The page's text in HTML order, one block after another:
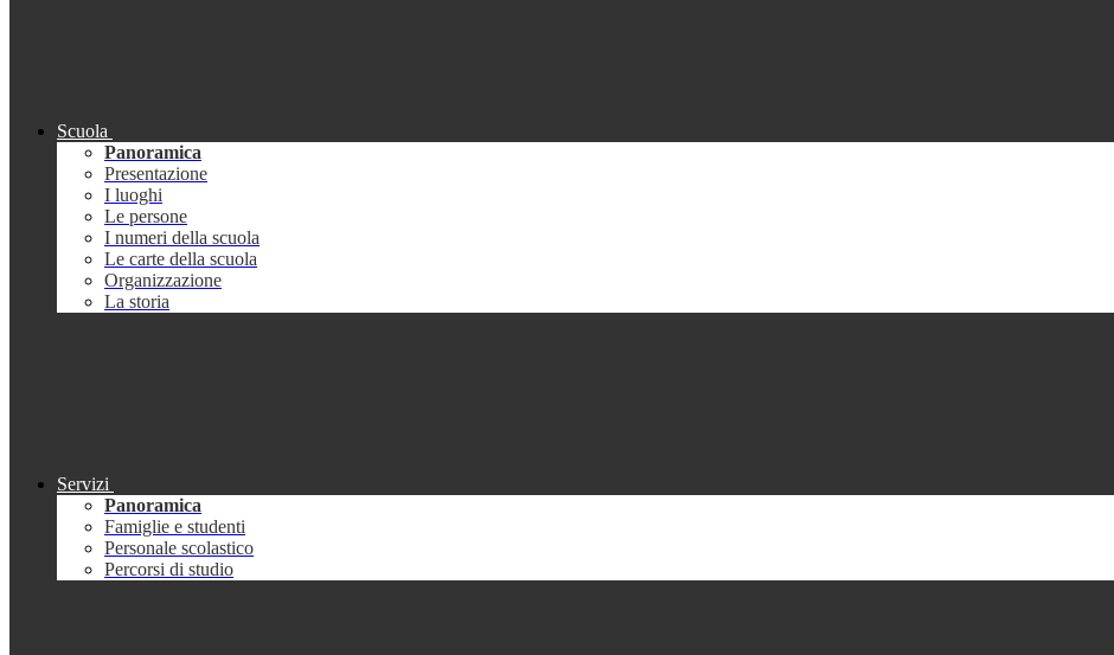
Scuola
Panoramica
Presentazione
I luoghi
Le persone
I numeri della scuola
Le carte della scuola
Organizzazione
La storia
Servizi
Panoramica
Famiglie e studenti
Personale scolastico
Percorsi di studio